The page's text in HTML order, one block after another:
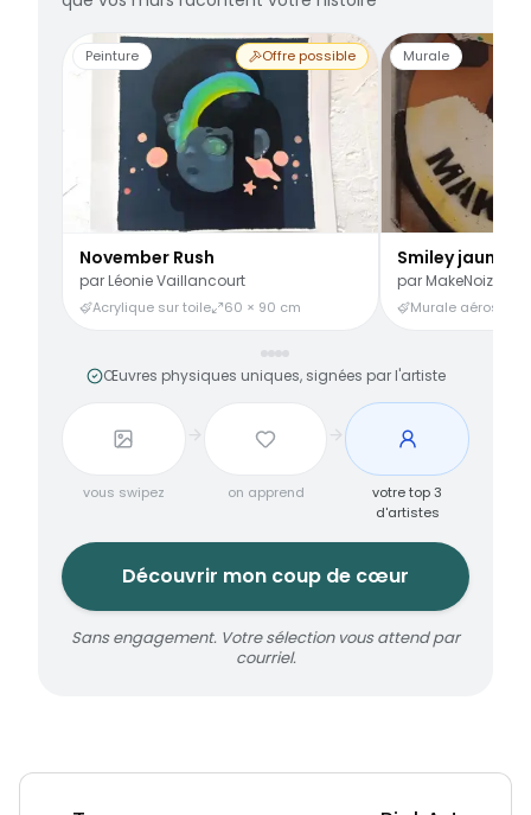
Peinture Offre possible
November Rush
par Léonie Vaillancourt
Acrylique sur toile 60 × 90 cm
Murale
Smiley jaune
par MakeNoize
Murale aérosol
Œuvres physiques uniques, signées par l'artiste
vous swipez on apprend
votre top 3
d'artistes
Découvrir mon coup de cœur
Sans engagement. Votre sélection vous attend par
courriel.